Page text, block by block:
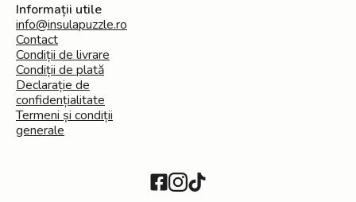
Informații utile
info@insulapuzzle.ro
Contact
Condiții de livrare
Condiții de plată
Declarație de
confidențialitate
Termeni și condiții
generale